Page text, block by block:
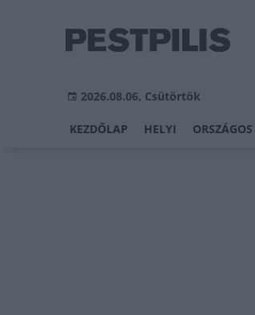
2026.08.06, Csütörtök
KEZDŐLAP HELYI ORSZÁGOS